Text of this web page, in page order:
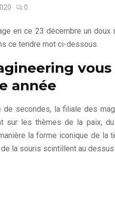
0
en ce 23 décembre un
ce tendre mot ci-dessous.
année
de secondes, la filiale des
sur les thèmes de la paix,
la forme iconique de la
la souris scintillent au